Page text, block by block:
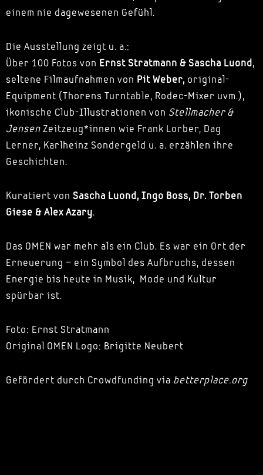
einem nie dagewesenen Gefühl.
Die Ausstellung zeigt u. a.:
Über 100 Fotos von Ernst Stratmann & Sascha Luond,
seltene Filmaufnahmen von Pit Weber, original-
Equipment (Thorens Turntable, Rodec-Mixer uvm.),
ikonische Club-Illustrationen von Stellmacher &
JensenZeitzeug*innen wie Frank Lorber, Dag
Lerner, Karlheinz Sondergeld u. a. erzählen ihre
Geschichten.
Kuratiert von Sascha Luond, Ingo Boss, Dr. Torben
Giese & Alex Azary.
Das OMEN war mehr als ein Club. Es war ein Ort der
Erneuerung – ein Symbol des Aufbruchs, dessen
Energie bis heute in Musik, Mode und Kultur
spürbar ist.
Foto: Ernst Stratmann
Original OMEN Logo: Brigitte Neubert
Gefördert durch Crowdfunding via betterplace.org